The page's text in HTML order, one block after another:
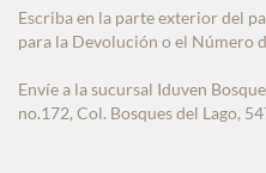
Escriba en la parte exterior del
para la Devolución o el Número
Envíe a la sucursal Iduven
no.172, Col. Bosques del Lago,